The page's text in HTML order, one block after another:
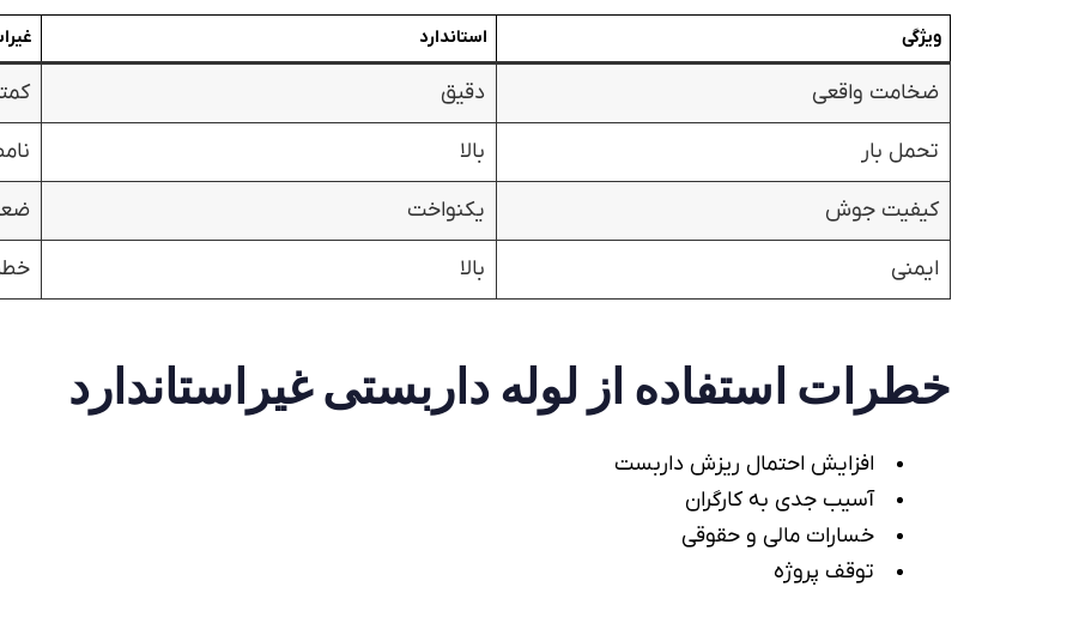
ویژگی استاندارد
ضخامت واقعی دقیق
تحمل بار بالا
کیفیت جوش یکنواخت
ایمنی بالا
خطرات استفاده از لوله داربستیغیراستاندارد
افزایش احتمال ریزش داربست
آسیب جدی به کارگران
خسارات مالی و حقوقی
توقف پروژه